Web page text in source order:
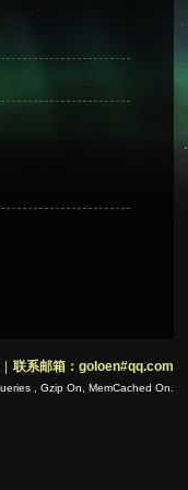
联系邮箱：goloen#qq.com
, Gzip On, MemCached On.